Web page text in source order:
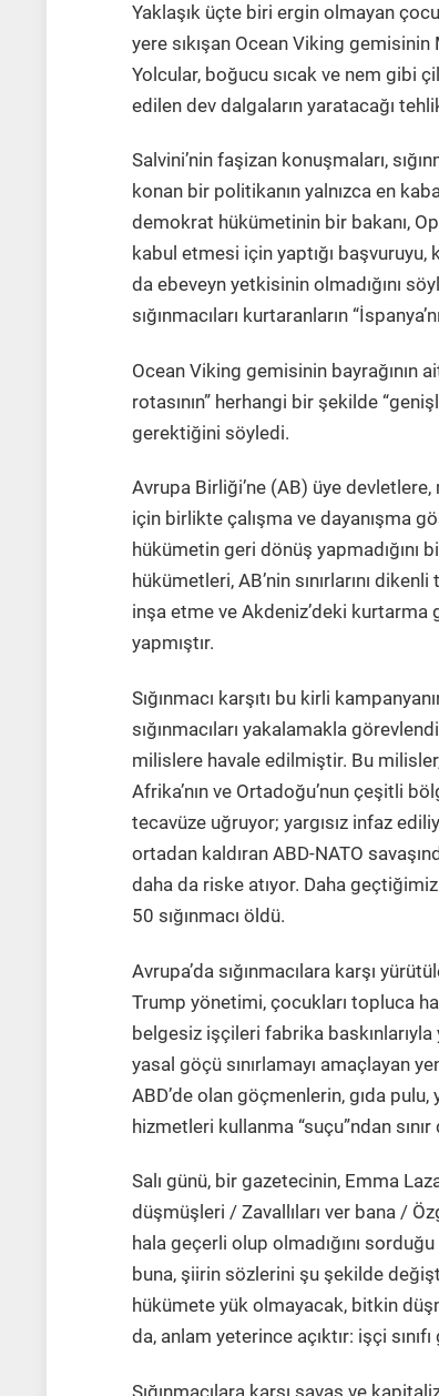
Yaklaşık üçte biri ergin olmayan
yere sıkışan Ocean Viking gemisinin
Yolcular, boğucu sıcak ve nem gibi
edilen dev dalgaların yaratacağı
Salvini’nin faşizan konuşmaları,
konan bir politikanın yalnızca en
demokrat hükümetinin bir bakanı,
kabul etmesi için yaptığı
da ebeveyn yetkisinin olmadığını
sığınmacıları kurtaranların
Ocean Viking gemisinin bayrağının
rotasının” herhangi bir şekilde
gerektiğini söyledi.
Avrupa Birliği’ne (AB) üye
için birlikte çalışma ve dayanışma
hükümetin geri dönüş
hükümetleri, AB’nin sınırlarını
inşa etme ve Akdeniz’deki kurtarma
yapmıştır.
Sığınmacı karşıtı bu kirli
sığınmacıları yakalamakla
milislere havale edilmiştir. Bu
Afrika’nın ve Ortadoğu’nun çeşitli
tecavüze uğruyor; yargısız infaz
ortadan kaldıran ABD-NATO
daha da riske atıyor. Daha
50 sığınmacı öldü.
Avrupa’da sığınmacılara karşı
Trump yönetimi, çocukları topluca
belgesiz işçileri fabrika
yasal göçü sınırlamayı amaçlayan
ABD’de olan göçmenlerin, gıda pulu,
hizmetleri kullanma “suçu”ndan
Salı günü, bir gazetecinin, Emma
düşmüşleri / Zavallıları ver bana /
hala geçerli olup olmadığını
buna, şiirin sözlerini şu şekilde
hükümete yük olmayacak, bitkin
da, anlam yeterince açıktır: işçi